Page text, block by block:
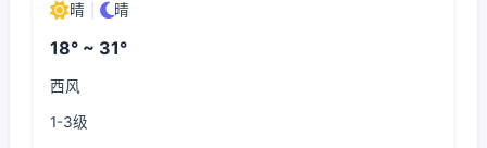
晴 晴
18° ~ 31°
西风
1-3级